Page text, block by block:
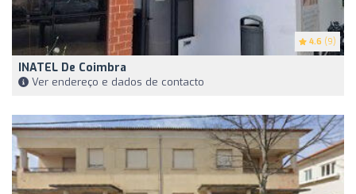
4.6 (9)
INATEL De Coimbra
Ver endereço e dados de contacto